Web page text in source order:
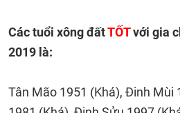
Các tuổi xông đấtTỐTvới gia
2019 là:
Tân Mão 1951 (Khá), Đinh Mùi